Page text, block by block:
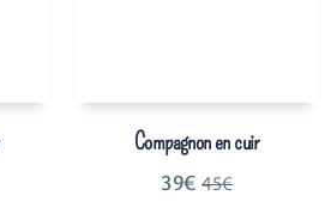
Compagnon en cuir
39€ 45€